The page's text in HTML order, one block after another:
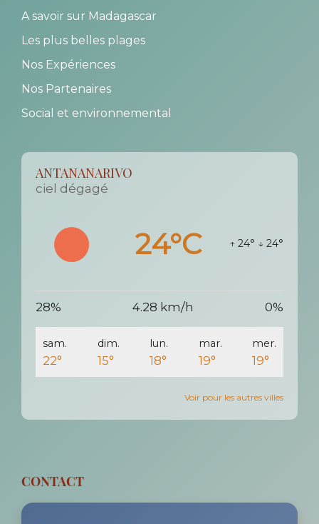
A savoir sur Madagascar
Les plus belles plages
Nos Expériences
Nos Partenaires
Social et environnemental
ANTANANARIVO
ciel dégagé
24°C ↑ 24° ↓ 24°
28% 4.28 km/h 0%
sam.
22°
dim.
15°
lun.
18°
mar.
19°
mer.
19°
Voir pour les autres villes
CONTACT